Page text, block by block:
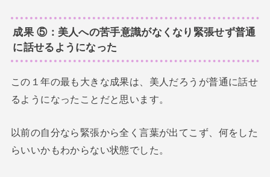
成果 ⑤：美人への苦手意識がなくなり緊張せず普通
に話せるようになった
この１年の最も大きな成果は、美人だろうが普通に話せ
るようになったことだと思います。
以前の自分なら緊張から全く言葉が出てこず、何をした
らいいかもわからない状態でした。